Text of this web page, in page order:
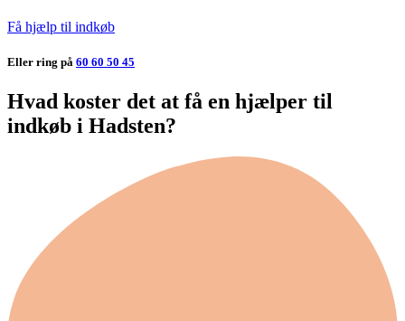
Få hjælp til indkøb
Eller ring på 60 60 50 45
Hvad koster det at få en hjælper til
indkøb i Hadsten?